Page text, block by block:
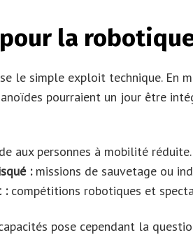
la
le simple exploit technique. En
pourraient un jour être
aux personnes à mobilité réduite.
:missions de sauvetage ou
:compétitions robotiques et
pose cependant la